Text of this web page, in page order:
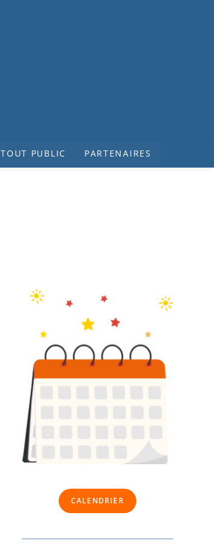
TOUT PUBLIC PARTENAIRES
CALENDRIER